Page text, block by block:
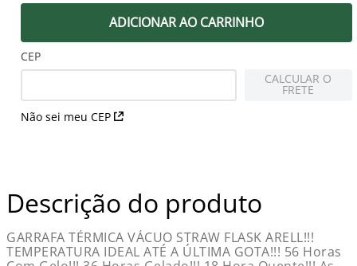
ADICIONAR AO CARRINHO
CEP
Não sei meu CEP
CALCULAR O
FRETE
Descrição do produto
GARRAFA TÉRMICA VÁCUO STRAW FLASK ARELL!!!
TEMPERATURA IDEAL ATÉ A ÚLTIMA GOTA!!! 56 Horas